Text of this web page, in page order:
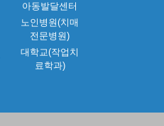
아동발달센터
노인병원(치매
전문병원)
대학교(작업치
료학과)